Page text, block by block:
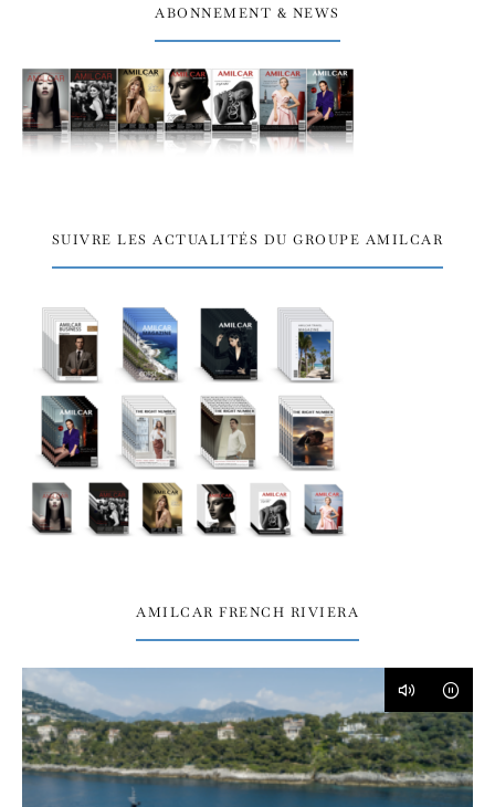
ABONNEMENT & NEWS
SUIVRE LES ACTUALITÉS DU GROUPE AMILCAR
AMILCAR FRENCH RIVIERA